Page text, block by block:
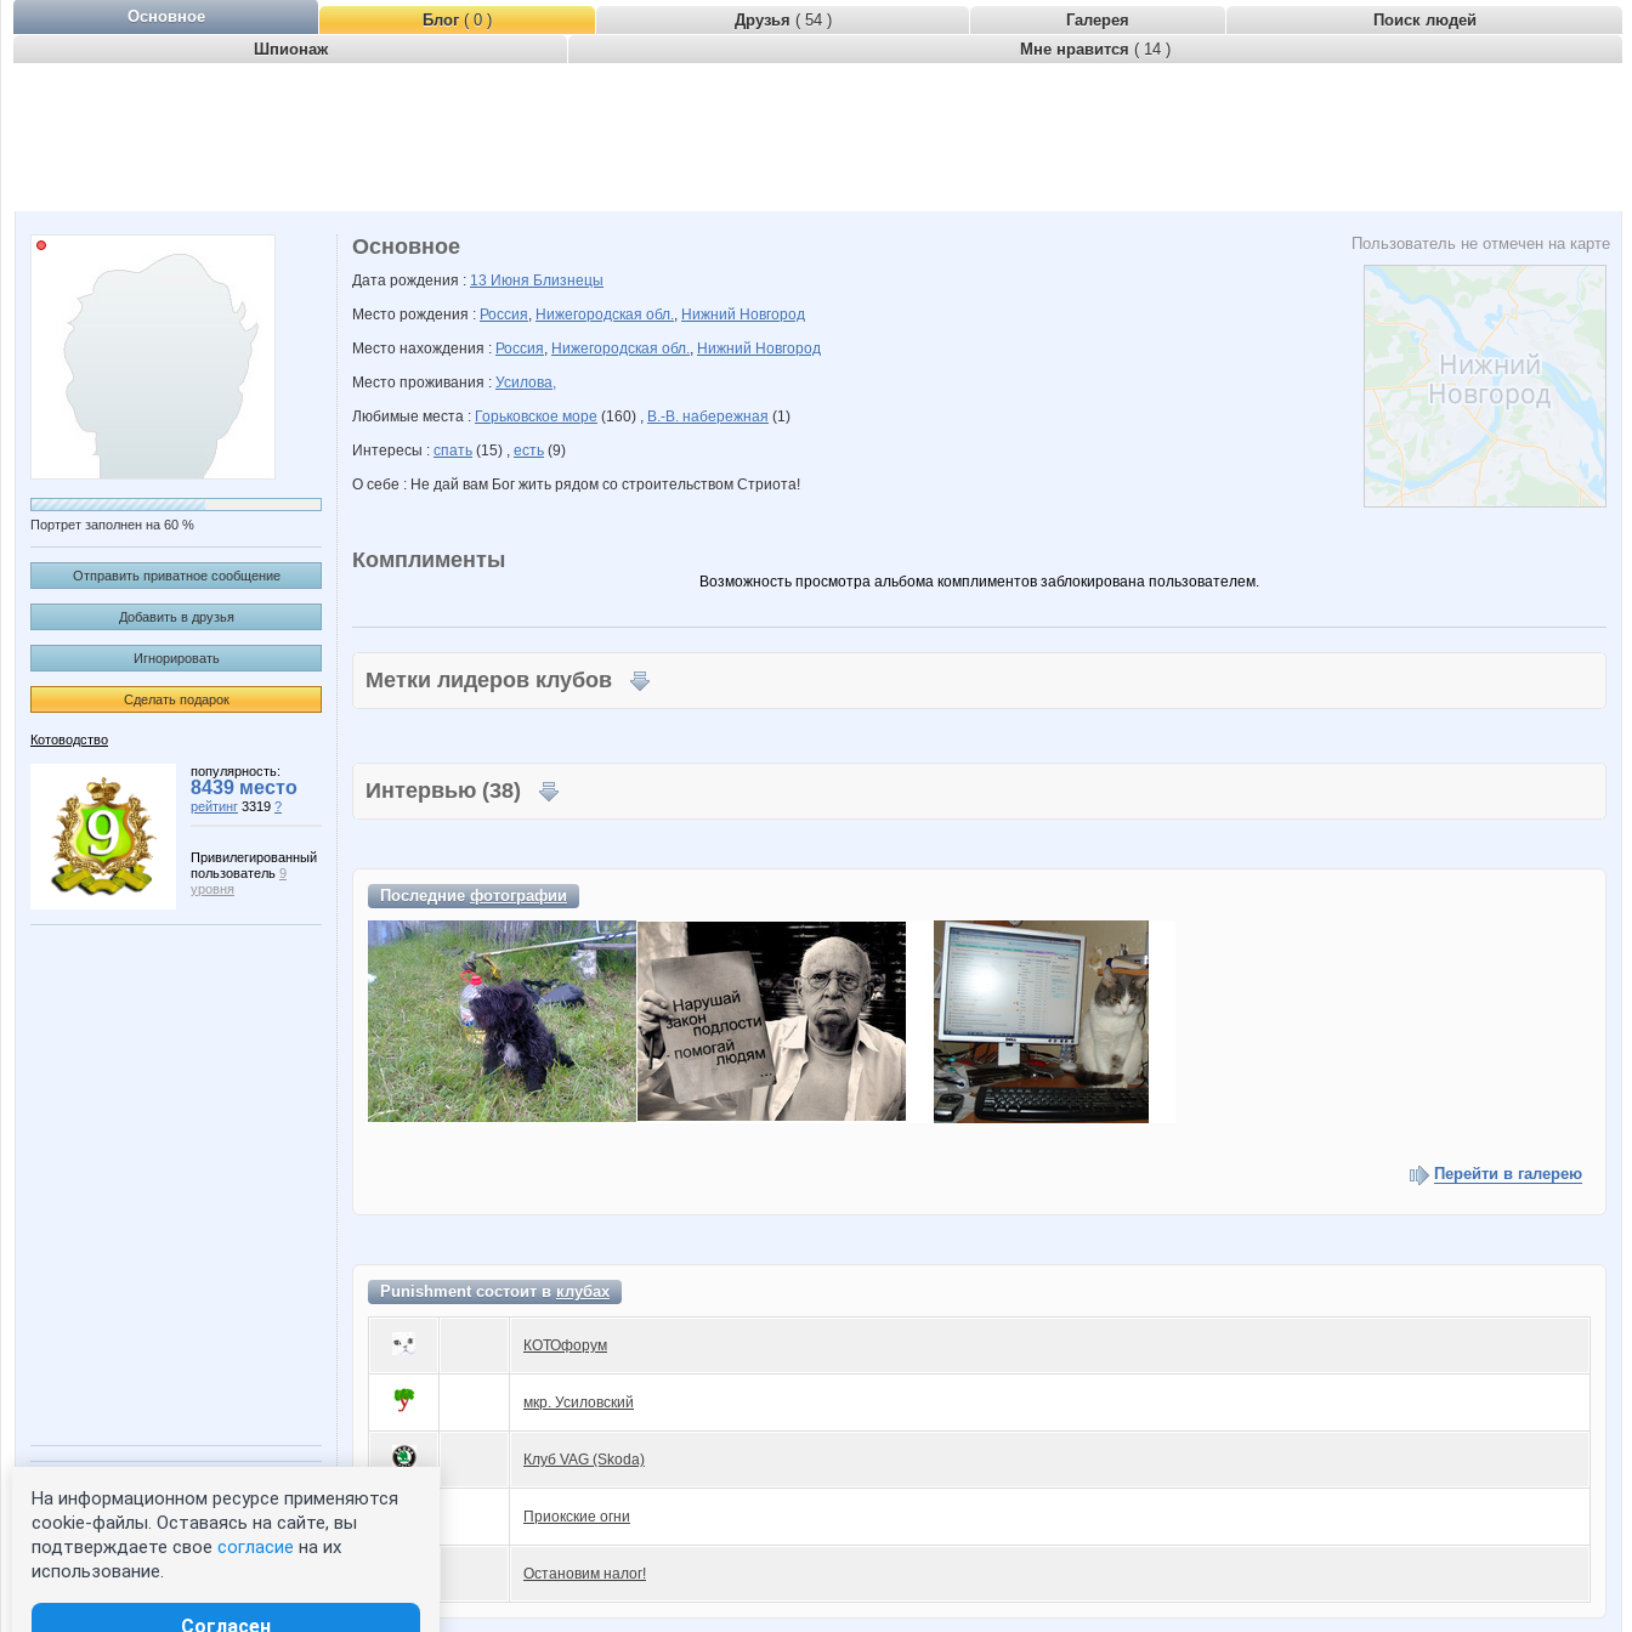
Основное Блог( 0 ) Друзья ( 54 ) Галерея
Поиск людей
Шпионаж
Мне нравится ( 14 )
Портрет заполнен на 60 %
Отправить приватное сообщение
Добавить в друзья
Игнорировать
Сделать подарок
Котоводство
популярность:
8439 место
рейтинг 3319 ?
Привилегированный
пользователь 9
уровня
Статистика портрета:
сейчас просматривают портрет - 0
зарегистрированные пользователи
посетившие портрет за 7 дней - 0
Пользователь не отмечен на карте
Основное
Дата рождения : 13 Июня Близнецы
Место рождения : Россия, Нижегородская обл., Нижний Новгород
Место нахождения : Россия, Нижегородская обл., Нижний Новгород
Место проживания : Усилова,
Любимые места : Горьковское море (160) , В.-В. набережная (1)
Интересы : спать (15) , есть (9)
О себе : Не дай вам Бог жить рядом со строительством Стриота!
Комплименты
Возможность просмотра альбома комплиментов заблокирована пользователем.
Метки лидеров клубов
Интервью (38)
Последниефотографии
Перейти в галерею
Punishment состоит вклубах
КОТОфорум
мкр. Усиловский
Клуб VAG (Skoda)
Приокские огни
Остановим налог!
На информационном ресурсе применяются
cookie-файлы. Оставаясь на сайте, вы
подтверждаете свое согласие на их
использование.
Согласен